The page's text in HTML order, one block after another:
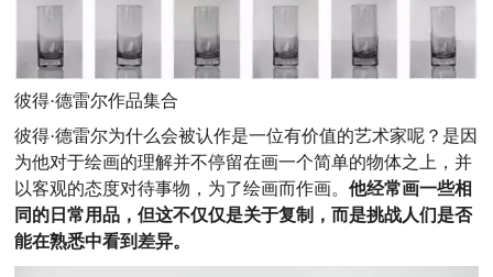
彼得·德雷尔作品集合
彼得·德雷尔为什么会被认作是一位有价值的艺术家呢？是因
为他对于绘画的理解并不停留在画一个简单的物体之上，并
以客观的态度对待事物，为了绘画而作画。他经常画一些相
同的日常用品，但这不仅仅是关于复制，而是挑战人们是否
能在熟悉中看到差异。